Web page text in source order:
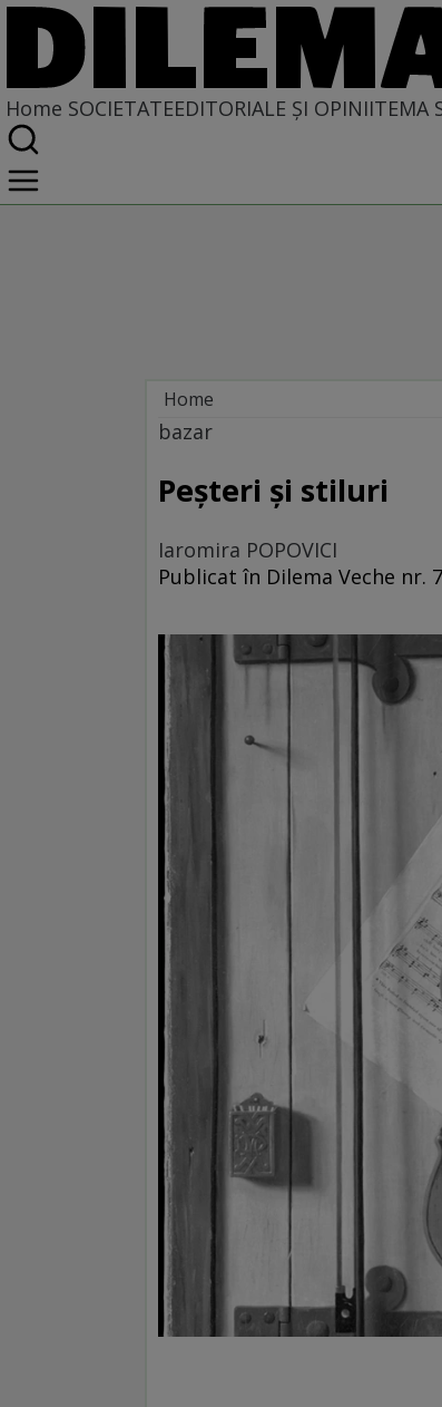
Home SOCIETATEEDITORIALE ȘI OPINIITEMA
Home
Societate
bazar
Peşteri şi stiluri
Iaromira POPOVICI
Publicat în Dilema Veche nr.